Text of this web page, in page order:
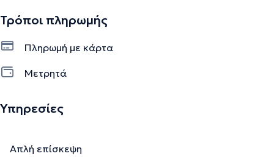
Τρόποι πληρωμής
Πληρωμή με κάρτα
Μετρητά
Υπηρεσίες
Απλή επίσκεψη